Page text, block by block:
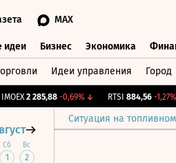
MAX
идеи Бизнес Экономика
Идеи управления Город
IMOEX 2 285,88 -0,69%↓ RTSI 884,56 -1,27%
Ситуация на
Сб Вс
1 2